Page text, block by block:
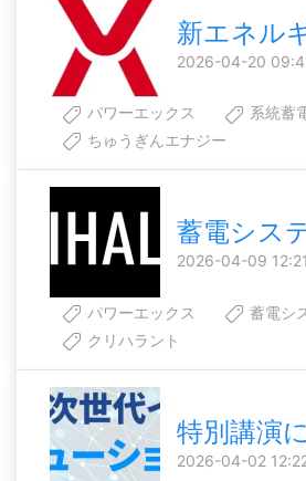
新エネル
2026-04-20
パワーエックス
系統蓄
ちゅうぎんエナジー
蓄電シス
2026-04-09
パワーエックス
蓄電シ
クリハラント
特別講演
2026-04-02